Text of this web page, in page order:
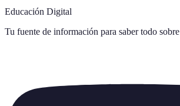
Educación Digital
Tu fuente de información para saber todo sobre